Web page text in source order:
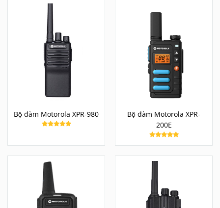
Bộ đàm Motorola XPR-980
Bộ đàm Motorola XPR-
200E